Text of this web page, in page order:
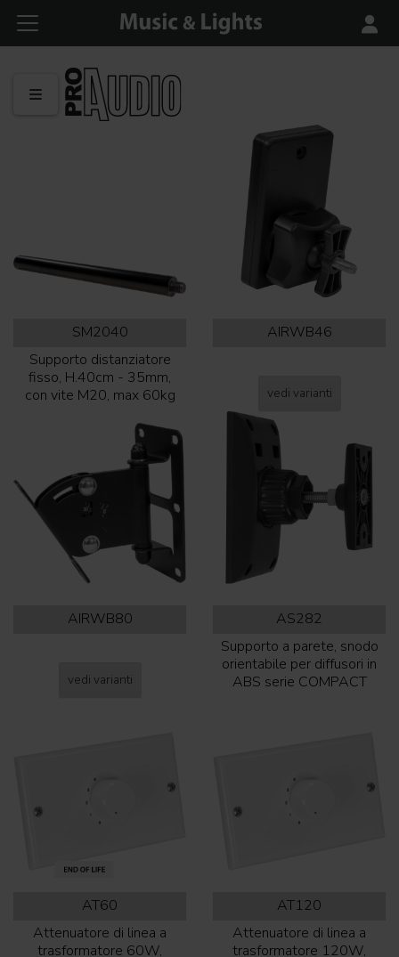
SM2040
Supporto distanziatore
fisso, H.40cm - 35mm,
con vite M20, max 60kg
AIRWB46
vedi varianti
AIRWB80
vedi varianti
AS282
Supporto a parete, snodo
orientabile per diffusori in
ABS serie COMPACT
AT60
Attenuatore di linea a
trasformatore 60W,
AT120
Attenuatore di linea a
trasformatore 120W,